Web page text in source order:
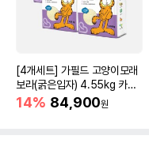
[4개세트] 가필드 고양이모래
보라(굵은입자) 4.55kg 카사
바모래
14% 84,900원